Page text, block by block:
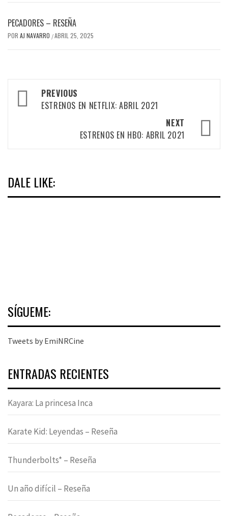
PECADORES – RESEÑA
POR AJ NAVARRO /ABRIL 25, 2025
Post
navigation
PREVIOUS
ESTRENOS EN NETFLIX: ABRIL 2021
NEXT
ESTRENOS EN HBO: ABRIL 2021
DALE LIKE:
SÍGUEME:
Tweets by EmiNRCine
ENTRADAS RECIENTES
Kayara: La princesa Inca
Karate Kid: Leyendas – Reseña
Thunderbolts* – Reseña
Un año difícil – Reseña